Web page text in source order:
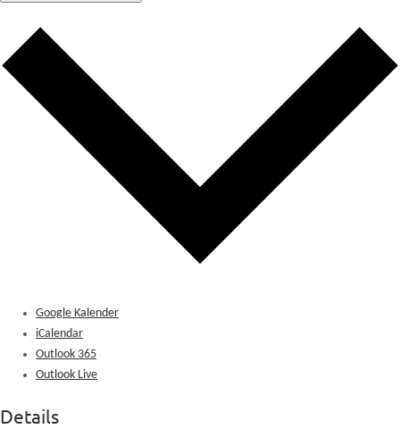
Google Kalender
iCalendar
Outlook 365
Outlook Live
Details